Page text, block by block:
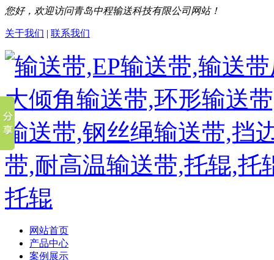
您好，欢迎访问青岛中程输送科技有限公司网站！
关于我们 | 联系我们
网站首页
产品中心
案例展示